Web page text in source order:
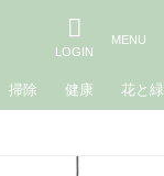
掃除 健康 花と緑